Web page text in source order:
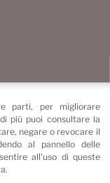
parti, per migliorare
più puoi consultare la
negare o revocare il
al pannello delle
all'uso di queste